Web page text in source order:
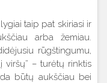
taip pat skiriasi ir
arba žemiau.
rūgštingumu,
viršų” – turėtų rinktis
būtų aukščiau bei